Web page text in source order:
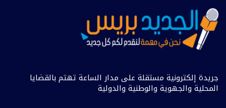
جريدة إلكترونية مستقلة على مدار الساعة تهتم بالقضايا
المحلية والجهوية والوطنية والدولية